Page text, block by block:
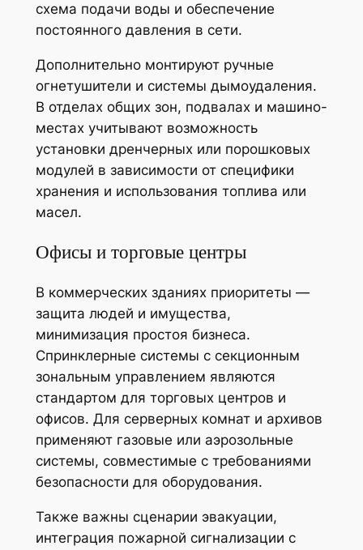
схема подачи воды и обеспечение
постоянного давления в сети.
Дополнительно монтируют ручные
огнетушители и системы дымоудаления.
В отделах общих зон, подвалах и машино-
местах учитывают возможность
установки дренчерных или порошковых
модулей в зависимости от специфики
хранения и использования топлива или
масел.
Офисы и торговые центры
В коммерческих зданиях приоритеты —
защита людей и имущества,
минимизация простоя бизнеса.
Спринклерные системы с секционным
зональным управлением являются
стандартом для торговых центров и
офисов. Для серверных комнат и архивов
применяют газовые или аэрозольные
системы, совместимые с требованиями
безопасности для оборудования.
Также важны сценарии эвакуации,
интеграция пожарной сигнализации с